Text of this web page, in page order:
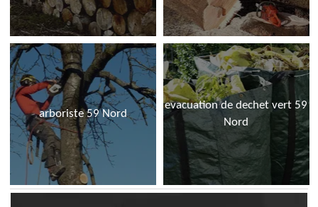
arboriste 59 Nord
evacuation de dechet vert 59
Nord